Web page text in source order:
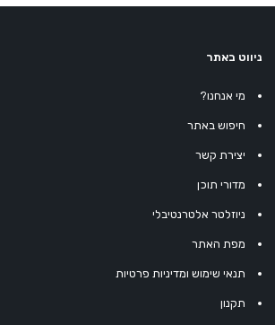
ניווט באתר
מי אנחנו?
חיפוש באתר
יצירת קשר
מדורי תוכן
ניוזלטר אלטרנטיבלי
מפת האתר
תנאי שימוש ומדיניות פרטיות
תקנון